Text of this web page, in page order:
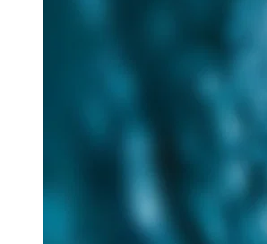
Im Rahmen des Messe-Mottos
verantwortungsvolle Zukunft“ hat
nachhaltige Verfahren für die